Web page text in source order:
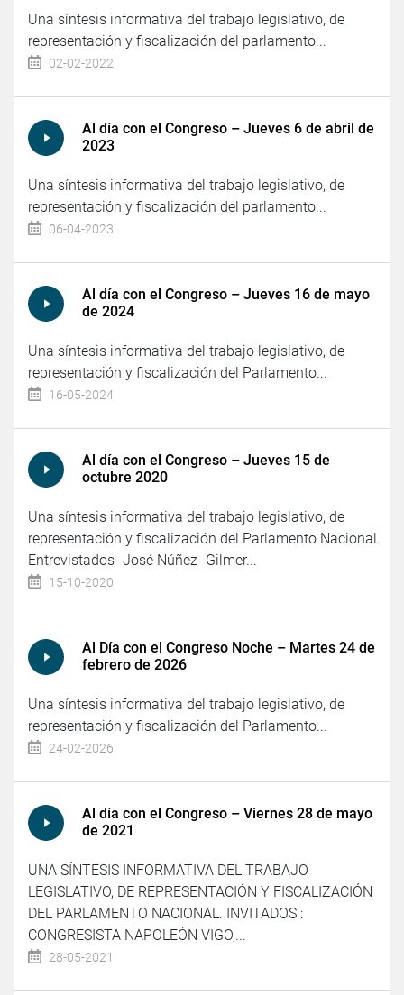
Una síntesis informativa del trabajo legislativo, de
representación y fiscalización del parlamento...
02-02-2022
Al día con el Congreso – Jueves 6 de abril de
2023
Una síntesis informativa del trabajo legislativo, de
representación y fiscalización del parlamento...
06-04-2023
Al día con el Congreso – Jueves 16 de mayo
de 2024
Una síntesis informativa del trabajo legislativo, de
representación y fiscalización del Parlamento...
16-05-2024
Al día con el Congreso – Jueves 15 de
octubre 2020
Una síntesis informativa del trabajo legislativo, de
representación y fiscalización del Parlamento Nacional.
Entrevistados -José Núñez -Gilmer...
15-10-2020
Al Día con el Congreso Noche – Martes 24 de
febrero de 2026
Una síntesis informativa del trabajo legislativo, de
representación y fiscalización del Parlamento...
24-02-2026
Al día con el Congreso – Viernes 28 de mayo
de 2021
UNA SÍNTESIS INFORMATIVA DEL TRABAJO
LEGISLATIVO, DE REPRESENTACIÓN Y FISCALIZACIÓN
DEL PARLAMENTO NACIONAL. INVITADOS :
CONGRESISTA NAPOLEÓN VIGO,...
28-05-2021